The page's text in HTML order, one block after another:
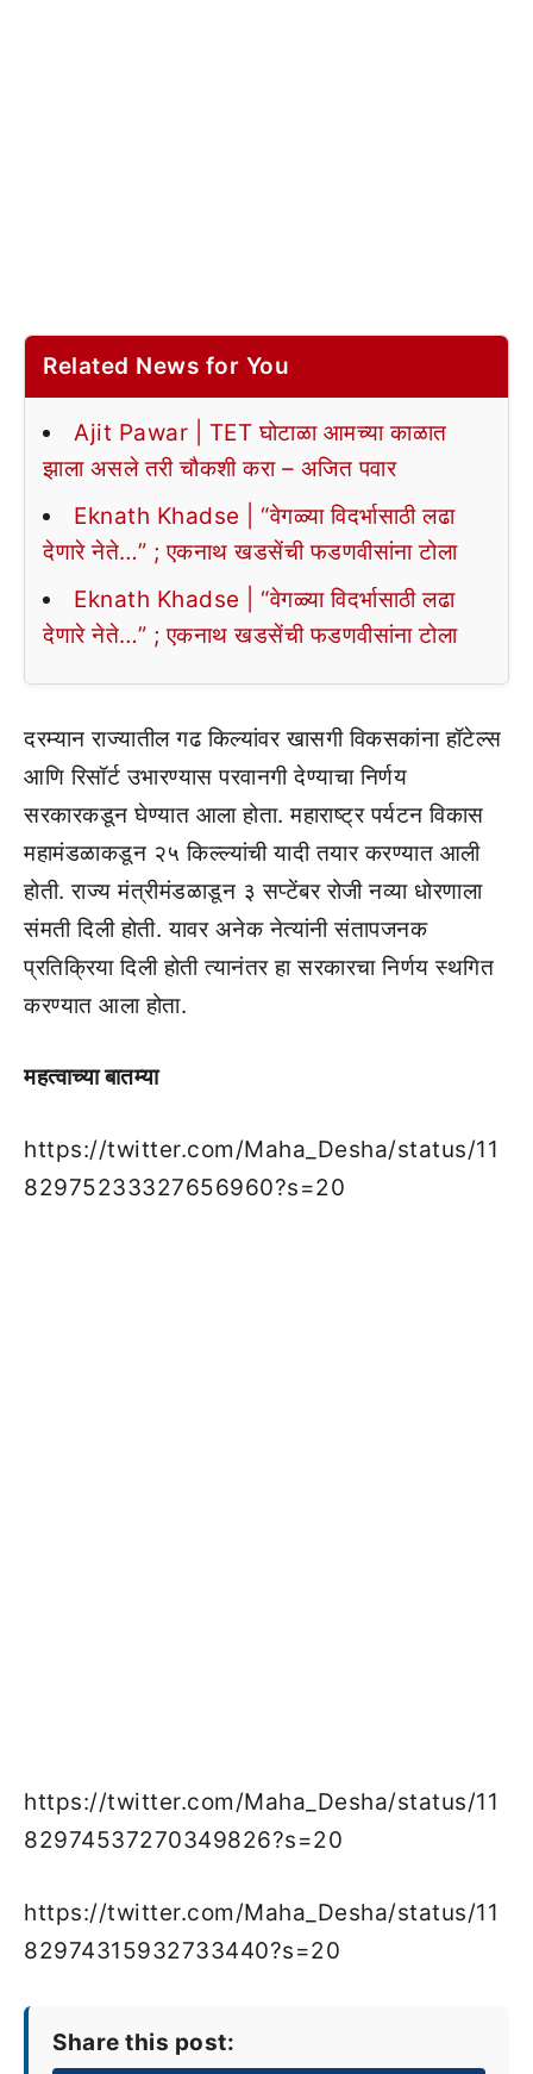
Related News for You
Ajit Pawar | TET घोटाळा आमच्या काळात
झाला असले तरी चौकशी करा – अजित पवार
Eknath Khadse | “वेगळ्या विदर्भासाठी लढा
देणारे नेते…” ; एकनाथ खडसेंची फडणवीसांना टोला
Eknath Khadse | “वेगळ्या विदर्भासाठी लढा
देणारे नेते…” ; एकनाथ खडसेंची फडणवीसांना टोला
दरम्यान राज्यातील गढ किल्यांवर खासगी विकसकांना हॉटेल्स
आणि रिसॉर्ट उभारण्यास परवानगी देण्याचा निर्णय
सरकारकडून घेण्यात आला होता. महाराष्ट्र पर्यटन विकास
महामंडळाकडून २५ किल्ल्यांची यादी तयार करण्यात आली
होती. राज्य मंत्रीमंडळाडून ३ सप्टेंबर रोजी नव्या धोरणाला
संमती दिली होती. यावर अनेक नेत्यांनी संतापजनक
प्रतिक्रिया दिली होती त्यानंतर हा सरकारचा निर्णय स्थगित
करण्यात आला होता.
महत्वाच्या बातम्या
https://twitter.com/Maha_Desha/status/11
82975233327656960?s=20
https://twitter.com/Maha_Desha/status/11
82974537270349826?s=20
https://twitter.com/Maha_Desha/status/11
82974315932733440?s=20
Share this post: